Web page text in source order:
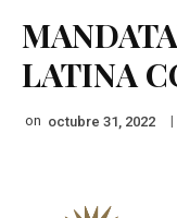
LATINA
on octubre 31, 2022 |